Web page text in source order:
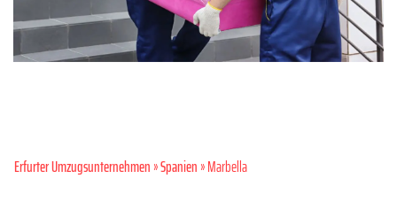
Erfurter Umzugsunternehmen»Spanien» Marbella